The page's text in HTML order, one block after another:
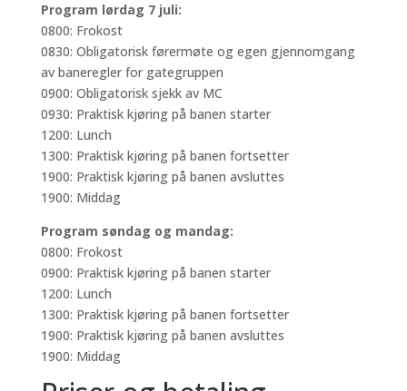
Program lørdag 7 juli:
0800: Frokost
0830: Obligatorisk førermøte og egen gjennomgang
av baneregler for gategruppen
0900: Obligatorisk sjekk av MC
0930: Praktisk kjøring på banen starter
1200: Lunch
1300: Praktisk kjøring på banen fortsetter
1900: Praktisk kjøring på banen avsluttes
1900: Middag
Program søndag og mandag:
0800: Frokost
0900: Praktisk kjøring på banen starter
1200: Lunch
1300: Praktisk kjøring på banen fortsetter
1900: Praktisk kjøring på banen avsluttes
1900: Middag